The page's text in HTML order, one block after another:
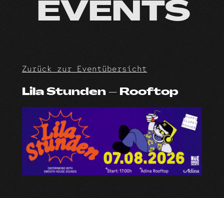
EVENTS
Zurück zur Eventübersicht
Lila Stunden – Rooftop